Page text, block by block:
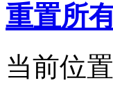
重置所
当前位置